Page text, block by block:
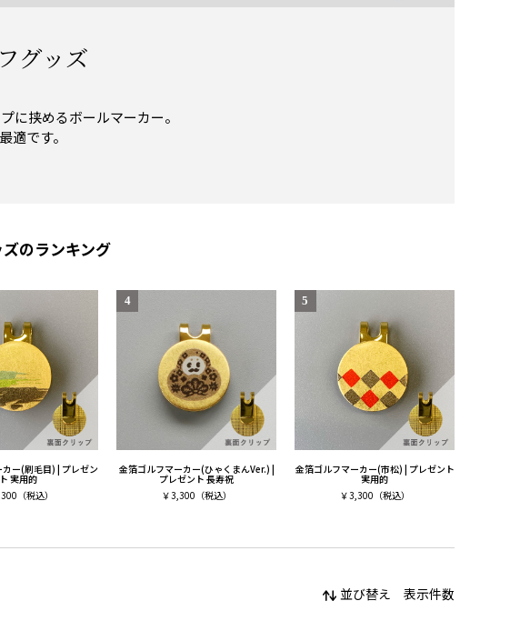
グッズ
に挟めるボールマーカー。
適です。
のランキング
ー(刷毛目) | プレゼン
ト 実用的
（税込）
金箔ゴルフマーカー(ひゃくまんVer.) |
プレゼント 長寿祝
￥3,300 （税込）
金箔ゴルフマーカー(市松) | プレゼント
実用的
￥3,300 （税込）
並び替え 表示件数